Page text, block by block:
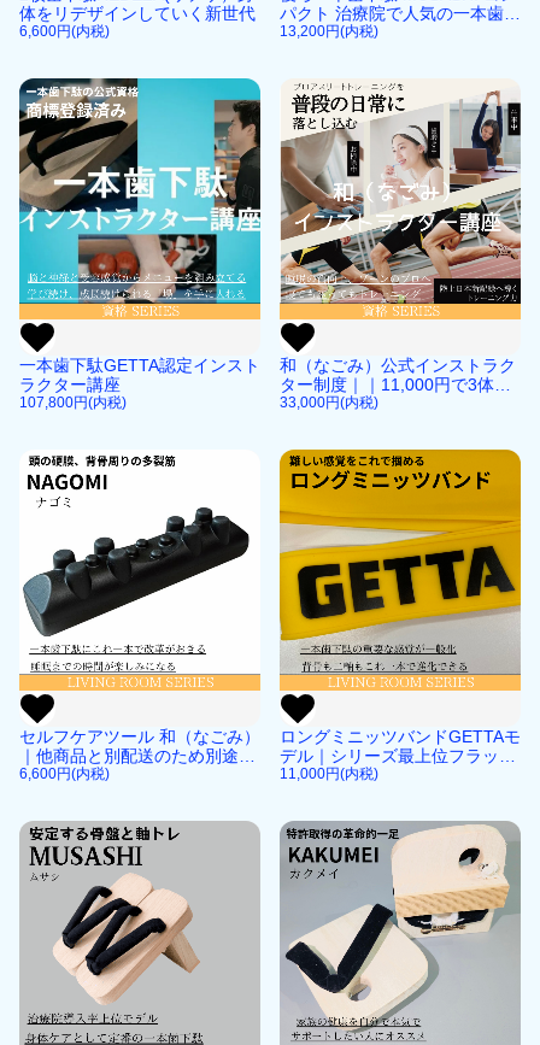
体をリデザインしていく新世代
6,600円(内税)
パクト 治療院で人気の一本歯下
駄
13,200円(内税)
一本歯下駄GETTA認定インスト
ラクター講座
107,800円(内税)
和（なごみ）公式インストラク
ター制度｜｜11,000円で3体系
取得
33,000円(内税)
セルフケアツール 和（なごみ）
｜他商品と別配送のため別途送
料｜後頭部から整える新習慣
6,600円(内税)
ロングミニッツバンドGETTAモ
デル｜シリーズ最上位フラッグ
シップ｜共和ゴム社製
11,000円(内税)